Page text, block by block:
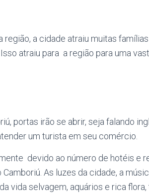
a cidade atraiu muitas
atraiu para a região para uma
portas irão se abrir, seja falando
um turista em seu comércio.
devido ao número de hotéis e
As luzes da cidade, a
vida selvagem, aquários e rica flora,